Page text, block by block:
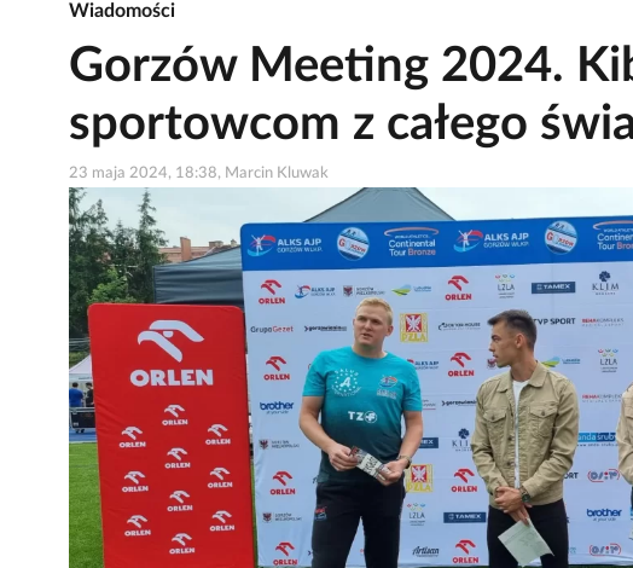
Wiadomości
Gorzów Meeting 2024.
sportowcom z całego
23 maja 2024, 18:38, Marcin Kluwak